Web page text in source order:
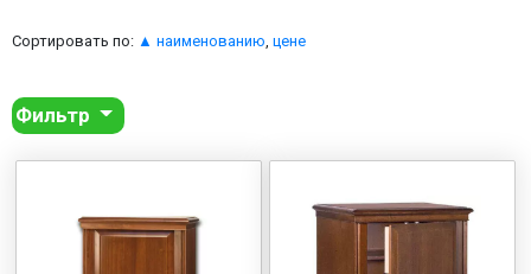
Сортировать по: ▲ наименованию цене
Фильтр